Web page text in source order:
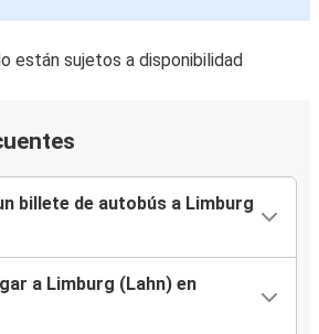
están sujetos a disponibilidad
billete de autobús a Limburg
a Limburg (Lahn) en